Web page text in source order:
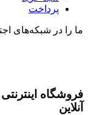
پرداخت
ما را در شبکه‌های
فروشگاه
آنلاین